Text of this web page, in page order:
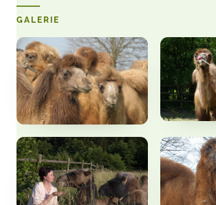
GALERIE